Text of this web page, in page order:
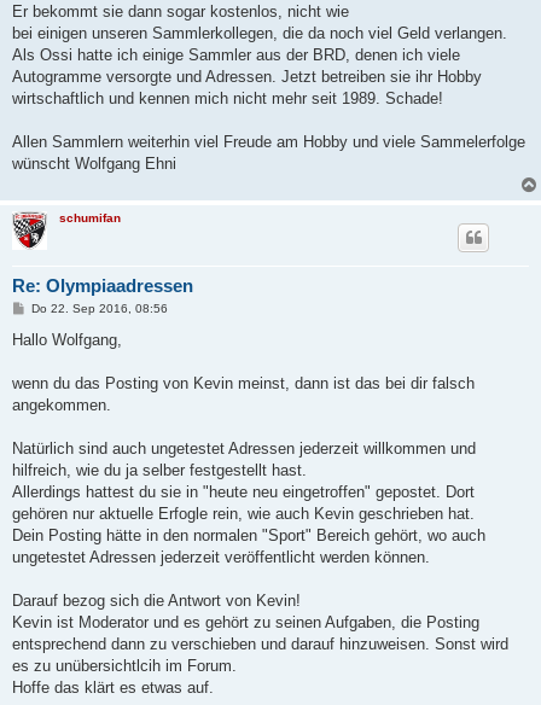
Er bekommt sie dann sogar kostenlos, nicht wie
bei einigen unseren Sammlerkollegen, die da noch viel Geld verlangen.
Als Ossi hatte ich einige Sammler aus der BRD, denen ich viele
Autogramme versorgte und Adressen. Jetzt betreiben sie ihr Hobby
wirtschaftlich und kennen mich nicht mehr seit 1989. Schade!
Allen Sammlern weiterhin viel Freude am Hobby und viele Sammelerfolge
wünscht Wolfgang Ehni
schumifan
Re: Olympiaadressen
B
i
a
Do 22. Sep 2016, 08:56
Hallo Wolfgang,
wenn du das Posting von Kevin meinst, dann ist das bei dir falsch
angekommen.
Natürlich sind auch ungetestet Adressen jederzeit willkommen und
hilfreich, wie du ja selber festgestellt hast.
Allerdings hattest du sie in "heute neu eingetroffen" gepostet. Dort
gehören nur aktuelle Erfogle rein, wie auch Kevin geschrieben hat.
Dein Posting hätte in den normalen "Sport" Bereich gehört, wo auch
ungetestet Adressen jederzeit veröffentlicht werden können.
Darauf bezog sich die Antwort von Kevin!
Kevin ist Moderator und es gehört zu seinen Aufgaben, die Posting
entsprechend dann zu verschieben und darauf hinzuweisen. Sonst wird
es zu unübersichtlcih im Forum.
Hoffe das klärt es etwas auf.